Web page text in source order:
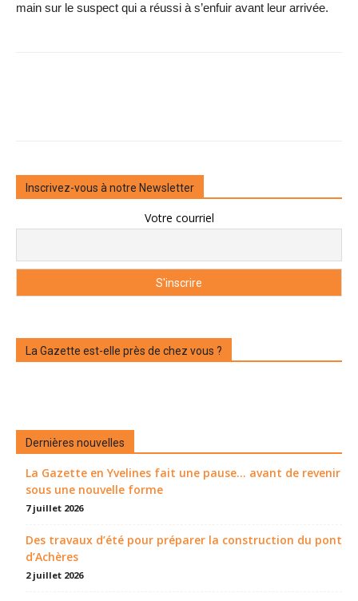
main sur le suspect qui a réussi à s’enfuir avant leur arrivée.
Inscrivez-vous à notre Newsletter
Votre courriel
La Gazette est-elle près de chez vous ?
Dernières nouvelles
La Gazette en Yvelines fait une pause... avant de revenir
sous une nouvelle forme
7 juillet 2026
Des travaux d’été pour préparer la construction du pont
d’Achères
2 juillet 2026